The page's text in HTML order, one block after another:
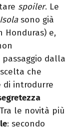
spoiler. Le
Isolasono già
e,
dalla
che
di introdurre
le novità più
: secondo